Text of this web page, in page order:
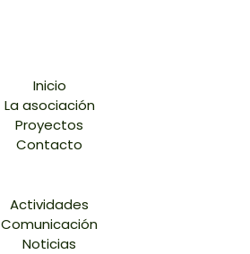
Inicio
La asociación
Proyectos
Contacto
Actividades
Comunicación
Noticias